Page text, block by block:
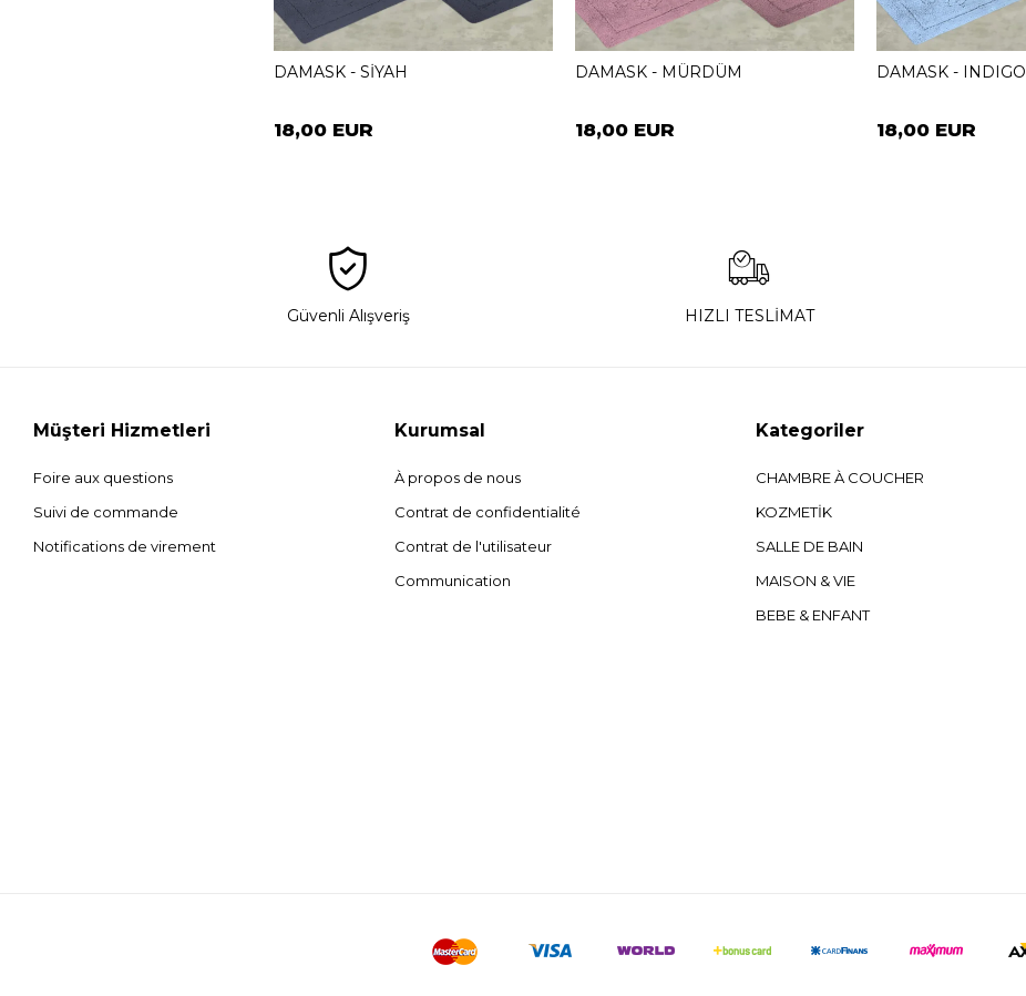
DAMASK - SİYAH
18,00 EUR
DAMASK - MÜRDÜM
18,00 EUR
DAMASK - INDIGO
18,00 EUR
Güvenli Alışveriş HIZLI TESLİMAT
Müşteri Hizmetleri
Foire aux questions
Suivi de commande
Notifications de virement
Kurumsal
À propos de nous
Contrat de confidentialité
Contrat de l'utilisateur
Communication
Kategoriler
CHAMBRE À COUCHER
KOZMETİK
SALLE DE BAIN
MAISON & VIE
BEBE & ENFANT